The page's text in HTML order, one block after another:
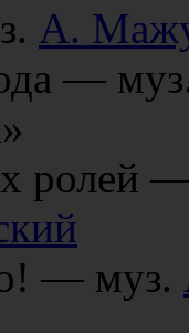
А.
—
ролей
— муз.